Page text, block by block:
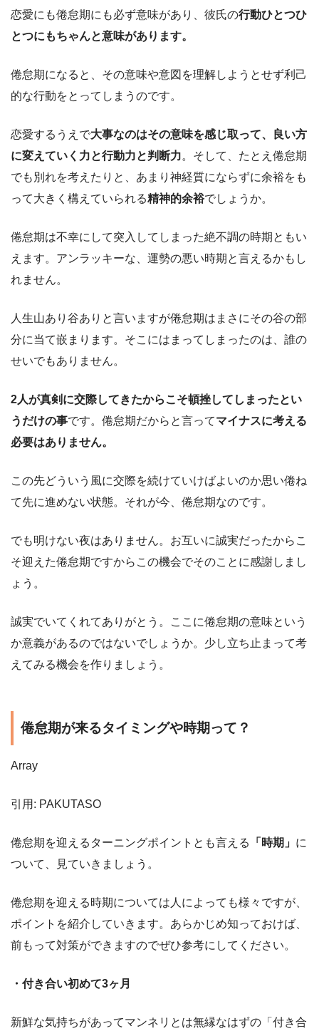
恋愛にも倦怠期にも必ず意味があり、彼氏の行動ひとつひ
とつにもちゃんと意味があります。
倦怠期になると、その意味や意図を理解しようとせず利己
的な行動をとってしまうのです。
恋愛するうえで大事なのはその意味を感じ取って、良い方
に変えていく力と行動力と判断力。そして、たとえ倦怠期
でも別れを考えたりと、あまり神経質にならずに余裕をも
って大きく構えていられる精神的余裕でしょうか。
倦怠期は不幸にして突入してしまった絶不調の時期ともい
えます。アンラッキーな、運勢の悪い時期と言えるかもし
れません。
人生山あり谷ありと言いますが倦怠期はまさにその谷の部
分に当て嵌まります。そこにはまってしまったのは、誰の
せいでもありません。
2人が真剣に交際してきたからこそ頓挫してしまったとい
うだけの事です。倦怠期だからと言ってマイナスに考える
必要はありません。
この先どういう風に交際を続けていけばよいのか思い倦ね
て先に進めない状態。それが今、倦怠期なのです。
でも明けない夜はありません。お互いに誠実だったからこ
そ迎えた倦怠期ですからこの機会でそのことに感謝しまし
ょう。
誠実でいてくれてありがとう。ここに倦怠期の意味という
か意義があるのではないでしょうか。少し立ち止まって考
えてみる機会を作りましょう。
倦怠期が来るタイミングや時期って？
Array
引用: PAKUTASO
倦怠期を迎えるターニングポイントとも言える 「時期」 に
ついて、見ていきましょう。
倦怠期を迎える時期については人によっても様々ですが、
ポイントを紹介していきます。あらかじめ知っておけば、
前もって対策ができますのでぜひ参考にしてください。
・付き合い初めて3ヶ月
新鮮な気持ちがあってマンネリとは無縁なはずの「付き合